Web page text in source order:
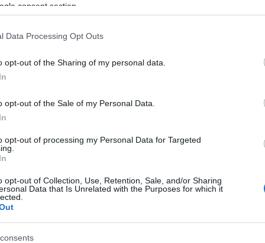
consent section.
Data Processing Opt Outs
opt-out of the Sharing of my personal data.
opt-out of the Sale of my Personal Data.
opt-out of processing my Personal Data for Targeted
opt-out of Collection, Use, Retention, Sale, and/or Sharing
Data that Is Unrelated with the Purposes for which it
di300 euro ciascunoper l’accesso
un divieto assoluto, anche nel periodo
– ricordano dalla Capitaneria di Porto -,
colorazione rosata della sabbia –
corallo, conchiglie e microorganismi
delicato. Per questo, da decenni,
nell’ambito di un rigido regime di
Anche il semplice calpestio può
una volta, quanto sia fondamentale la
e istituzioni
e vulnerabili del nostro patrimonio
Chi viola le regole, oltre a mettere a rischio
di mancanza di rispetto verso l’intera
custodirlo”.